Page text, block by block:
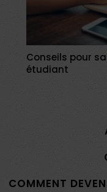
Conseils pour
étudiant
COMMENT